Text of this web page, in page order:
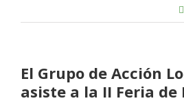
El Grupo de Acción
asiste a la II Feria de